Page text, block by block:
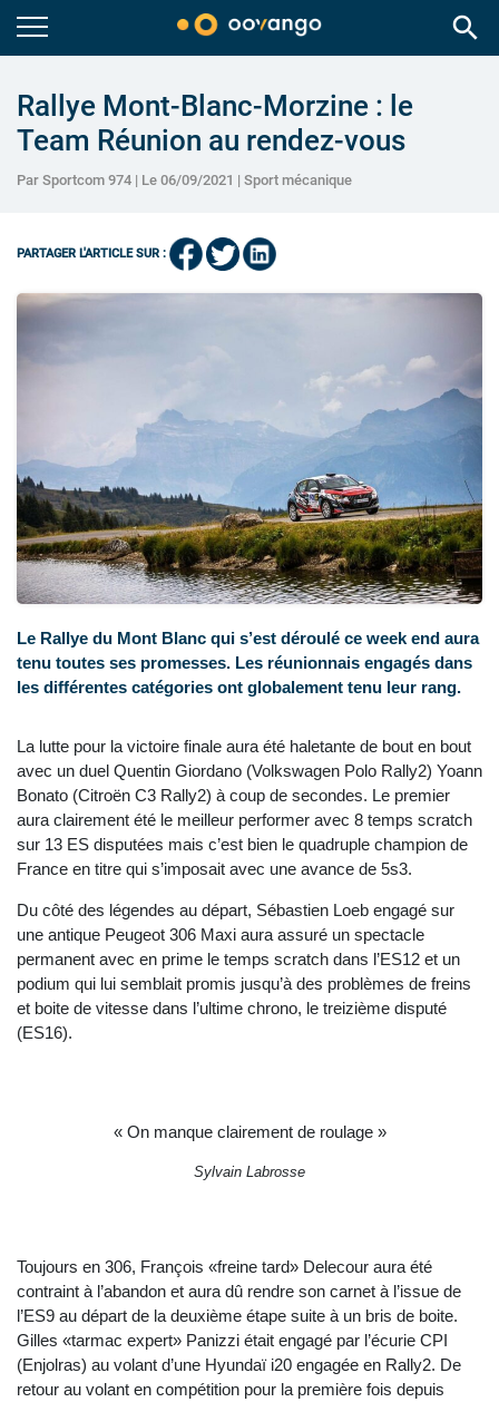
search
Rallye Mont-Blanc-Morzine : le
Team Réunion au rendez-vous
Par Sportcom 974 | Le 06/09/2021 | Sport mécanique
PARTAGER L'ARTICLE SUR :
Le Rallye du Mont Blanc qui s’est déroulé ce week end aura
tenu toutes ses promesses. Les réunionnais engagés dans
les différentes catégories ont globalement tenu leur rang.
La lutte pour la victoire finale aura été haletante de bout en bout
avec un duel Quentin Giordano (Volkswagen Polo Rally2) Yoann
Bonato (Citroën C3 Rally2) à coup de secondes. Le premier
aura clairement été le meilleur performer avec 8 temps scratch
sur 13 ES disputées mais c’est bien le quadruple champion de
France en titre qui s’imposait avec une avance de 5s3.
Du côté des légendes au départ, Sébastien Loeb engagé sur
une antique Peugeot 306 Maxi aura assuré un spectacle
permanent avec en prime le temps scratch dans l’ES12 et un
podium qui lui semblait promis jusqu’à des problèmes de freins
et boite de vitesse dans l’ultime chrono, le treizième disputé
(ES16).
« On manque clairement de roulage »
Sylvain Labrosse
Toujours en 306, François «freine tard» Delecour aura été
contraint à l’abandon et aura dû rendre son carnet à l’issue de
l’ES9 au départ de la deuxième étape suite à un bris de boite.
Gilles «tarmac expert» Panizzi était engagé par l’écurie CPI
(Enjolras) au volant d’une Hyundaï i20 engagée en Rally2. De
retour au volant en compétition pour la première fois depuis